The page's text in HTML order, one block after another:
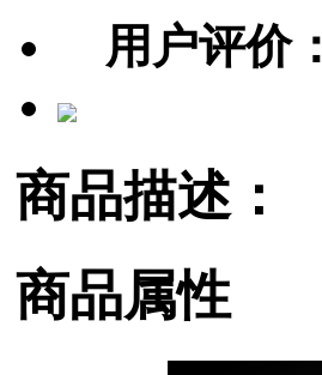
用户评价：
商品描述：
商品属性